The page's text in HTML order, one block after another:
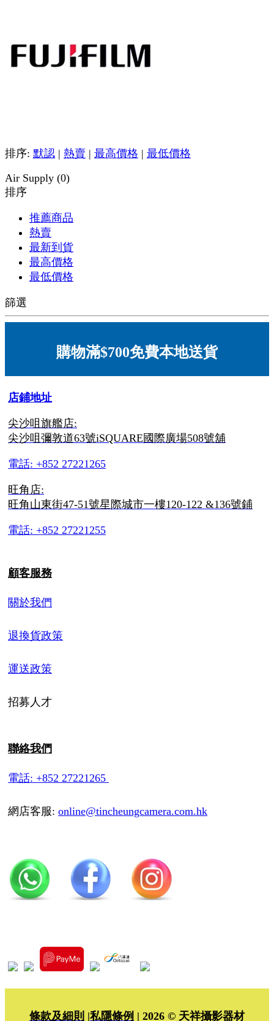
排序: 默認 | 熱賣 | 最高價格 | 最低價格
Air Supply (0)
排序
推薦商品
熱賣
最新到貨
最高價格
最低價格
篩選
購物滿$700免費本地送貨
店鋪地址
尖沙咀旗艦店:
尖沙咀彌敦道63號iSQUARE國際廣場508號舖
電話: +852 27221265
旺角店:
旺角山東街47-51號星際城市一樓120-122 &136號鋪
電話: +852 27221255
顧客服務
關於我們
退換貨政策
運送政策
招募人才
聯絡我們
電話: +852 27221265
網店客服: online@tincheungcamera.com.hk
條款及細則 |私隱條例 | 2026 © 天祥攝影器材